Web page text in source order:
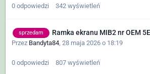
0 odpowiedzi 342 wyświetleń
sprzedam Ramka ekranu MIB2 nr OEM
Przez Bandyta84 28 maja 2026 o 18:19
0 odpowiedzi 807 wyświetleń